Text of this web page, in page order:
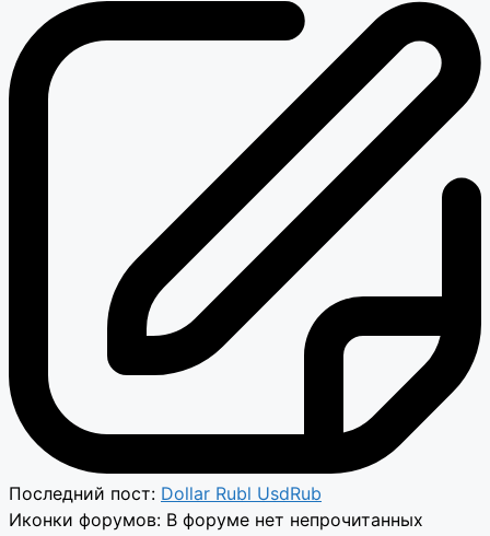
Последний пост: Dollar Rubl UsdRub
Иконки форумов: В форуме нет непрочитанных